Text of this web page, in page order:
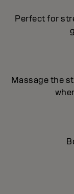
Perfect for
Massage the